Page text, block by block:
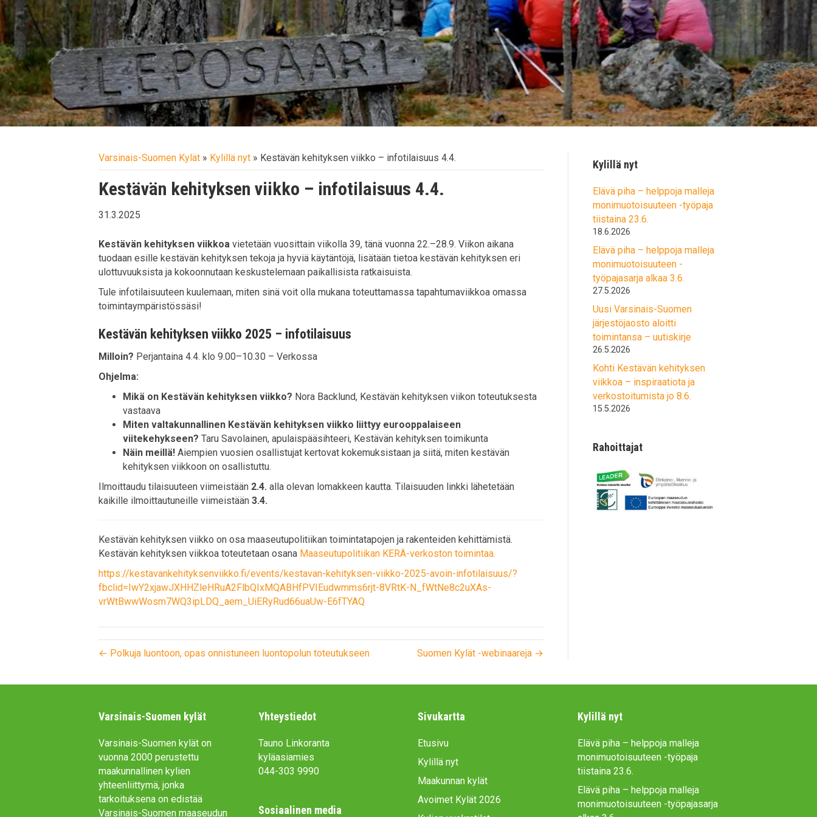
Varsinais-Suomen Kylät » Kylillä nyt » Kestävän kehityksen viikko – infotilaisuus 4.4.
Kestävän kehityksen viikko – infotilaisuus 4.4.
31.3.2025
Kestävän kehityksen viikkoa vietetään vuosittain viikolla 39, tänä vuonna 22.–28.9. Viikon aikana
tuodaan esille kestävän kehityksen tekoja ja hyviä käytäntöjä, lisätään tietoa kestävän kehityksen eri
ulottuvuuksista ja kokoonnutaan keskustelemaan paikallisista ratkaisuista.
Tule infotilaisuuteen kuulemaan, miten sinä voit olla mukana toteuttamassa tapahtumaviikkoa omassa
toimintaympäristössäsi!
Kestävän kehityksen viikko 2025 – infotilaisuus
Milloin? Perjantaina 4.4. klo 9.00–10.30 – Verkossa
Ohjelma:
Mikä on Kestävän kehityksen viikko? Nora Backlund, Kestävän kehityksen viikon toteutuksesta
vastaava
Miten valtakunnallinen Kestävän kehityksen viikko liittyy eurooppalaiseen
viitekehykseen? Taru Savolainen, apulaispääsihteeri, Kestävän kehityksen toimikunta
Näin meillä! Aiempien vuosien osallistujat kertovat kokemuksistaan ja siitä, miten kestävän
kehityksen viikkoon on osallistuttu.
Ilmoittaudu tilaisuuteen viimeistään 2.4. alla olevan lomakkeen kautta. Tilaisuuden linkki lähetetään
kaikille ilmoittautuneille viimeistään 3.4.
Kestävän kehityksen viikko on osa maaseutupolitiikan toimintatapojen ja rakenteiden kehittämistä.
Kestävän kehityksen viikkoa toteutetaan osana Maaseutupolitiikan KERÄ-verkoston toimintaa.
https://kestavankehityksenviikko.fi/events/kestavan-kehityksen-viikko-2025-avoin-infotilaisuus/?
fbclid=IwY2xjawJXHHZleHRuA2FlbQIxMQABHfPVIEudwmms6rjt-8VRtK-N_fWtNe8c2uXAs-
vrWtBwwWosm7WQ3ipLDQ_aem_UiERyRud66uaUw-E6fTYAQ
← Polkuja luontoon, opas onnistuneen luontopolun toteutukseen Suomen Kylät -webinaareja →
Kylillä nyt
Elävä piha – helppoja malleja
monimuotoisuuteen -työpaja
tiistaina 23.6.
18.6.2026
Elävä piha – helppoja malleja
monimuotoisuuteen -
työpajasarja alkaa 3.6.
27.5.2026
Uusi Varsinais-Suomen
järjestöjaosto aloitti
toimintansa – uutiskirje
26.5.2026
Kohti Kestävän kehityksen
viikkoa – inspiraatiota ja
verkostoitumista jo 8.6.
15.5.2026
Rahoittajat
Varsinais-Suomen kylät
Varsinais-Suomen kylät on
vuonna 2000 perustettu
maakunnallinen kylien
yhteenliittymä, jonka
tarkoituksena on edistää
Varsinais-Suomen maaseudun
Yhteystiedot
Tauno Linkoranta
kyläasiamies
044-303 9990
Sosiaalinen media
Sivukartta
Etusivu
Kylillä nyt
Maakunnan kylät
Avoimet Kylät 2026
Kylillä nyt
Elävä piha – helppoja malleja
monimuotoisuuteen -työpaja
tiistaina 23.6.
Elävä piha – helppoja malleja
monimuotoisuuteen -työpajasarja